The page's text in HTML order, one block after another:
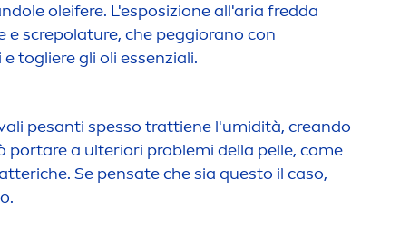
oleifere. L'esposizione all'aria fredda
e screpolature, che peggiorano con
togliere gli oli essenziali.
pesanti spesso trattiene l'umidità, creando
portare a ulteriori problemi della pelle, come
Se pensate che sia questo il caso,